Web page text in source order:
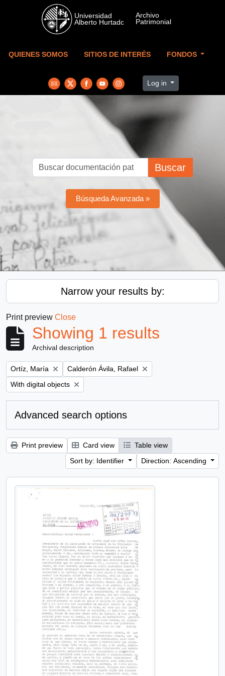
Skip to main content
QUIENES SOMOS SITIOS DE INTERÉS FONDOS
Log in
Buscar
Búsqueda Avanzada »
Narrow your results by:
Print preview Close
Showing 1 results
Archival description
Remove filter:
Ortíz, María Remove filter:
Calderón Ávila, Rafael
Remove filter:
With digital objects
Advanced search options
Print preview Card view
Table view
Sort by: Identifier
Direction: Ascending